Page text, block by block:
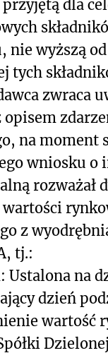
dla
nie wyższą
tych
zwraca
opisem
na moment
wniosku o
rozważał
z
tj.:
Ustalona na
dzień
wartość
Dzielonej